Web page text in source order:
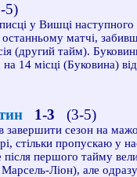
5)
у Вишці
матчі,
(другий тайм).
14 місці (Буковина)
1-3 (3-5)
сезон на
стільки пропускаю у
після першого тайму
Ліон), але